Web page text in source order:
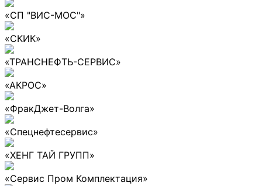
«СП "ВИС-МОС"»
«СКИК»
«ТРАНСНЕФТЬ-СЕРВИС»
«АКРОС»
«ФракДжет-Волга»
«Спецнефтесервис»
«ХЕНГ ТАЙ ГРУПП»
«Сервис Пром Комплектация»